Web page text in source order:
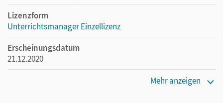
Lizenzform
Unterrichtsmanager Einzellizenz
Erscheinungsdatum
21.12.2020
Mehr anzeigen